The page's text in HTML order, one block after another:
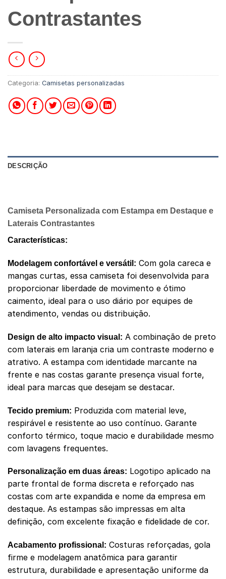
Contrastantes
Categoria: Camisetas personalizadas
DESCRIÇÃO
Camiseta Personalizada com Estampa em Destaque e
Laterais Contrastantes
Características:
Modelagem confortável e versátil: Com gola careca e
mangas curtas, essa camiseta foi desenvolvida para
proporcionar liberdade de movimento e ótimo
caimento, ideal para o uso diário por equipes de
atendimento, vendas ou distribuição.
Design de alto impacto visual: A combinação de preto
com laterais em laranja cria um contraste moderno e
atrativo. A estampa com identidade marcante na
frente e nas costas garante presença visual forte,
ideal para marcas que desejam se destacar.
Tecido premium: Produzida com material leve,
respirável e resistente ao uso contínuo. Garante
conforto térmico, toque macio e durabilidade mesmo
com lavagens frequentes.
Personalização em duas áreas: Logotipo aplicado na
parte frontal de forma discreta e reforçado nas
costas com arte expandida e nome da empresa em
destaque. As estampas são impressas em alta
definição, com excelente fixação e fidelidade de cor.
Acabamento profissional: Costuras reforçadas, gola
firme e modelagem anatômica para garantir
estrutura, durabilidade e apresentação uniforme da